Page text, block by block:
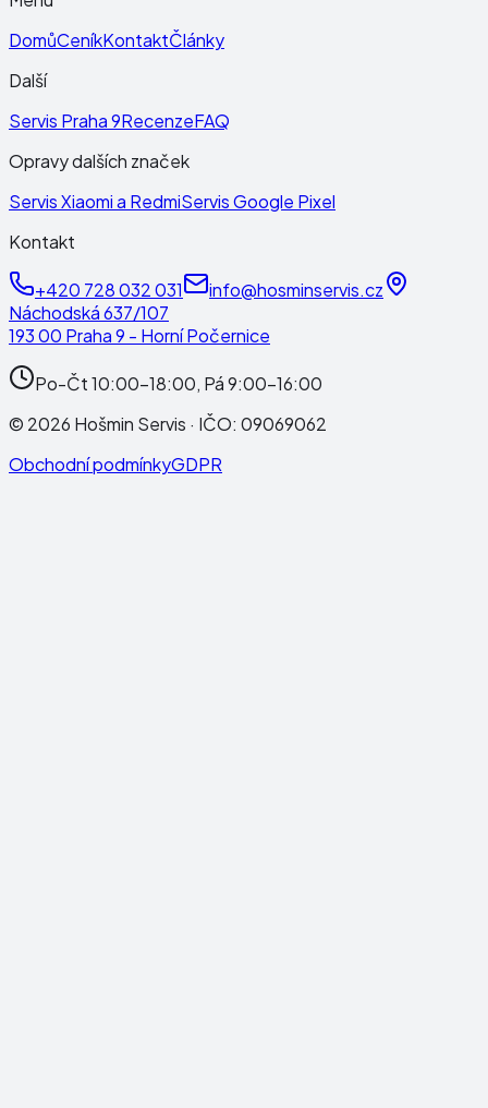
DomůCeníkKontaktČlánky
Další
Servis Praha 9RecenzeFAQ
Opravy dalších značek
Servis Xiaomi a RedmiServis Google Pixel
Kontakt
+420 728 032 031
info@hosminservis.cz
Náchodská 637/107
193 00 Praha 9 - Horní Počernice
Po-Čt 10:00-18:00, Pá 9:00-16:00
© 2026 Hošmin Servis · IČO: 09069062
Obchodní podmínkyGDPR